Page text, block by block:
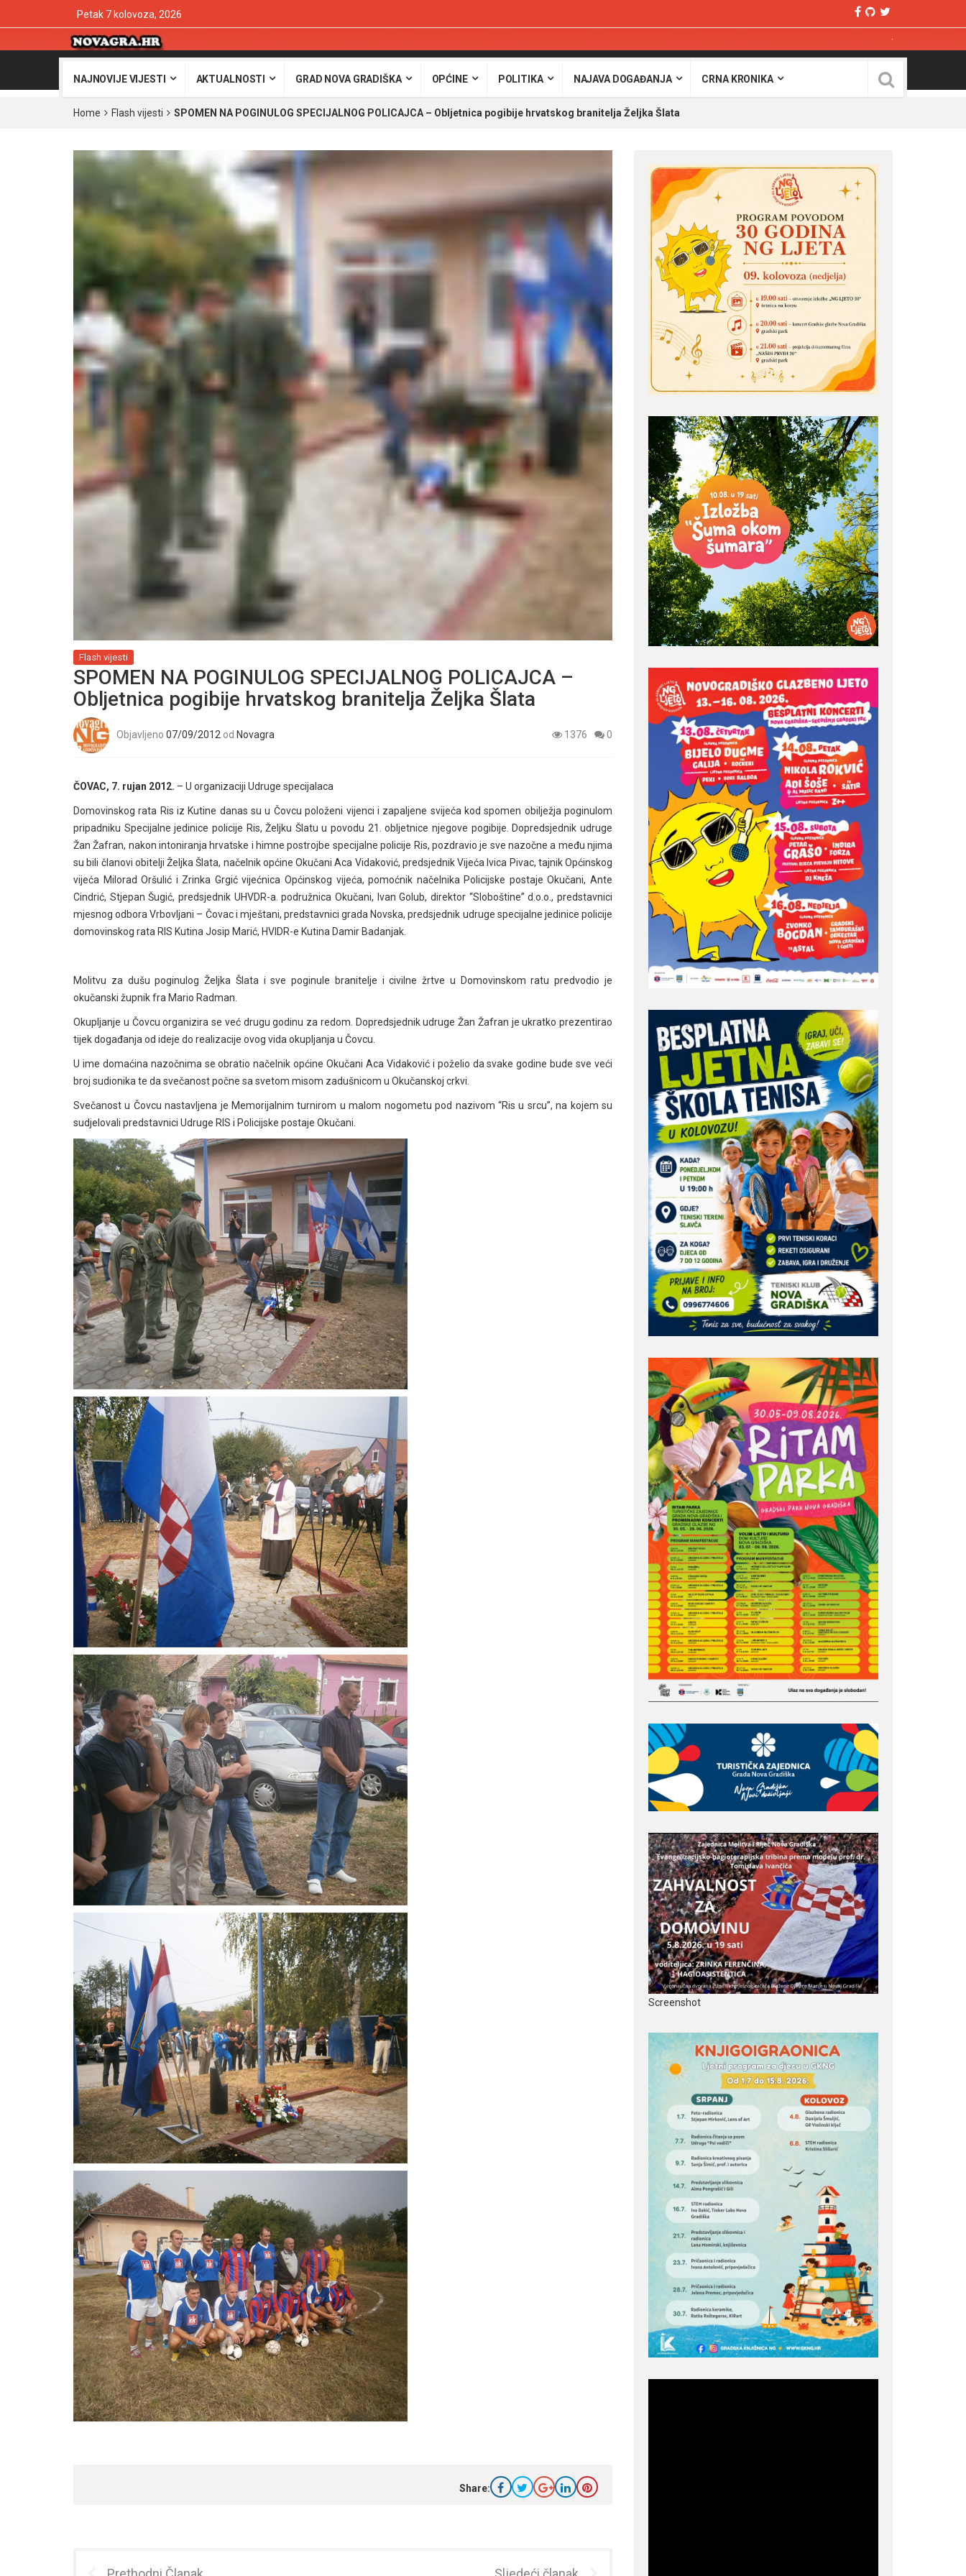
Petak 7 kolovoza, 2026
NAJNOVIJE VIJESTI AKTUALNOSTI GRAD NOVA GRADIŠKA OPĆINE POLITIKA NAJAVA DOGAĐANJA CRNA KRONIKA
Home Flash vijesti SPOMEN NA POGINULOG SPECIJALNOG POLICAJCA – Obljetnica pogibije hrvatskog branitelja Željka Šlata
Flash vijesti
SPOMEN NA POGINULOG SPECIJALNOG POLICAJCA –
Obljetnica pogibije hrvatskog branitelja Željka Šlata
Objavljeno 07/09/2012 od Novagra 1376 0
ČOVAC, 7. rujan 2012. – U organizaciji Udruge specijalaca
Domovinskog rata Ris iz Kutine danas su u Čovcu položeni vijenci i zapaljene svijeća kod spomen obilježja poginulom
pripadniku Specijalne jedinice policije Ris, Željku Šlatu u povodu 21. obljetnice njegove pogibije. Dopredsjednik udruge
Žan Žafran, nakon intoniranja hrvatske i himne postrojbe specijalne policije Ris, pozdravio je sve nazočne a među njima
su bili članovi obitelji Željka Šlata, načelnik općine Okučani Aca Vidaković, predsjednik Vijeća Ivica Pivac, tajnik Općinskog
vijeća Milorad Oršulić i Zrinka Grgić vijećnica Općinskog vijeća, pomoćnik načelnika Policijske postaje Okučani, Ante
Cindrić, Stjepan Šugić, predsjednik UHVDR-a. podružnica Okučani, Ivan Golub, direktor “Sloboštine” d.o.o., predstavnici
mjesnog odbora Vrbovljani – Čovac i mještani, predstavnici grada Novska, predsjednik udruge specijalne jedinice policije
domovinskog rata RIS Kutina Josip Marić, HVIDR-e Kutina Damir Badanjak.
Molitvu za dušu poginulog Željka Šlata i sve poginule branitelje i civilne žrtve u Domovinskom ratu predvodio je
okučanski župnik fra Mario Radman.
Okupljanje u Čovcu organizira se već drugu godinu za redom. Dopredsjednik udruge Žan Žafran je ukratko prezentirao
tijek događanja od ideje do realizacije ovog vida okupljanja u Čovcu.
U ime domaćina nazočnima se obratio načelnik općine Okučani Aca Vidaković i poželio da svake godine bude sve veći
broj sudionika te da svečanost počne sa svetom misom zadušnicom u Okučanskoj crkvi.
Svečanost u Čovcu nastavljena je Memorijalnim turnirom u malom nogometu pod nazivom “Ris u srcu”, na kojem su
sudjelovali predstavnici Udruge RIS i Policijske postaje Okučani.
Share:
Screenshot